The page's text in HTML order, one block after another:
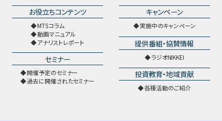
お役立ちコンテンツ
MT5コラム
動画マニュアル
アナリストレポート
セミナー
開催予定のセミナー
過去に開催されたセミナー
キャンペーン
実施中のキャンペーン
提供番組・協賛情報
ラジオNIKKEI
投資教育・地域貢献
各種活動のご紹介